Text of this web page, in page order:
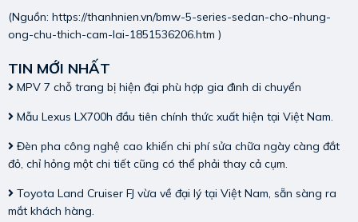
(Nguồn: https://thanhnien.vn/bmw-5-series-sedan-cho-nhung-
ong-chu-thich-cam-lai-1851536206.htm )
TIN MỚI NHẤT
MPV 7 chỗ trang bị hiện đại phù hợp gia đình di chuyển
Mẫu Lexus LX700h đầu tiên chính thức xuất hiện tại Việt Nam.
Đèn pha công nghệ cao khiến chi phí sửa chữa ngày càng đắt
đỏ, chỉ hỏng một chi tiết cũng có thể phải thay cả cụm.
Toyota Land Cruiser FJ vừa về đại lý tại Việt Nam, sẵn sàng ra
mắt khách hàng.